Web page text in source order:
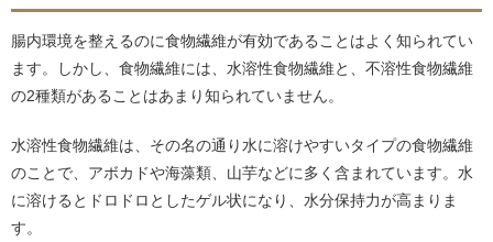
腸内環境を整えるのに食物繊維が有効であることはよく知られてい
ます。しかし、食物繊維には、水溶性食物繊維と、不溶性食物繊維
の2種類があることはあまり知られていません。
水溶性食物繊維は、その名の通り水に溶けやすいタイプの食物繊維
のことで、アボカドや海藻類、山芋などに多く含まれています。水
に溶けるとドロドロとしたゲル状になり、水分保持力が高まりま
す。